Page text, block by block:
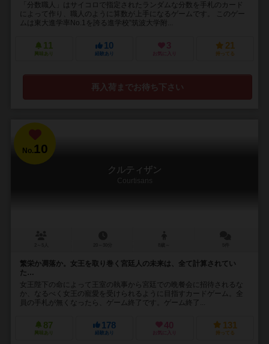
「分数職人」はサイコロで指定されたランダムな分数を手札のカード
によって作り、職人のように算数が上手になるゲームです。 このゲー
ムは東大進学率No.1を誇る進学校”筑波大学附...
11
興味あり
10
経験あり
3
お気に入り
21
持ってる
再入荷までお待ち下さい
No. 10
クルティザン
Courtisans
繁栄か凋落か。女王を取り巻く宮廷人の未来は、全て計算されてい
た…
女王陛下の命によって王室の執事から宮廷での晩餐会に招待されるな
か、なるべく女王の寵愛を受けられるように目指すカードゲーム。全
員の手札が無くなったら、ゲーム終了です。ゲーム終了...
87
興味あり
178
経験あり
40
お気に入り
131
持ってる